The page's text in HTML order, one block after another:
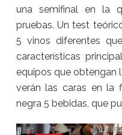
una semifinal en la
pruebas. Un test
5 vinos diferentes
características
equipos que obtengan
verán las caras en la
negra 5 bebidas, que